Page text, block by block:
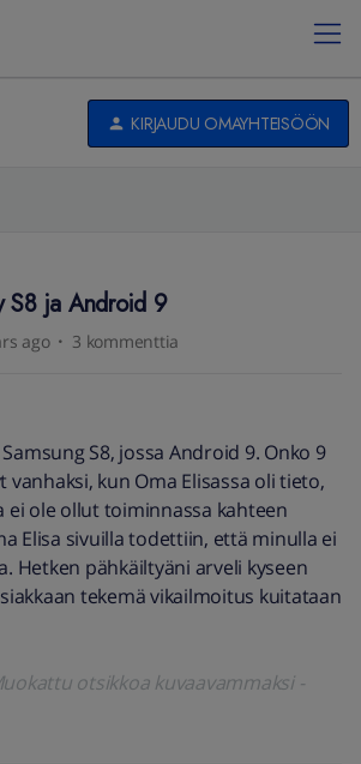
KIRJAUDU OMAYHTEISÖÖN
S8 ja Android 9
ago 3 kommenttia
S8, jossa Android 9. Onko 9
kun Oma Elisassa oli tieto,
ei ole ollut toiminnassa kahteen
Elisa sivuilla todettiin, että minulla ei
Hetken pähkäiltyäni arveli kyseen
tekemä vikailmoitus kuitataan
otsikkoa kuvaavammaksi -